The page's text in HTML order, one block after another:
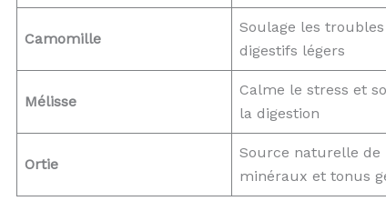
Camomille
Soulage les troubles
digestifs légers
Mélisse
Calme le stress et
la digestion
Ortie
Source naturelle de
minéraux et tonus